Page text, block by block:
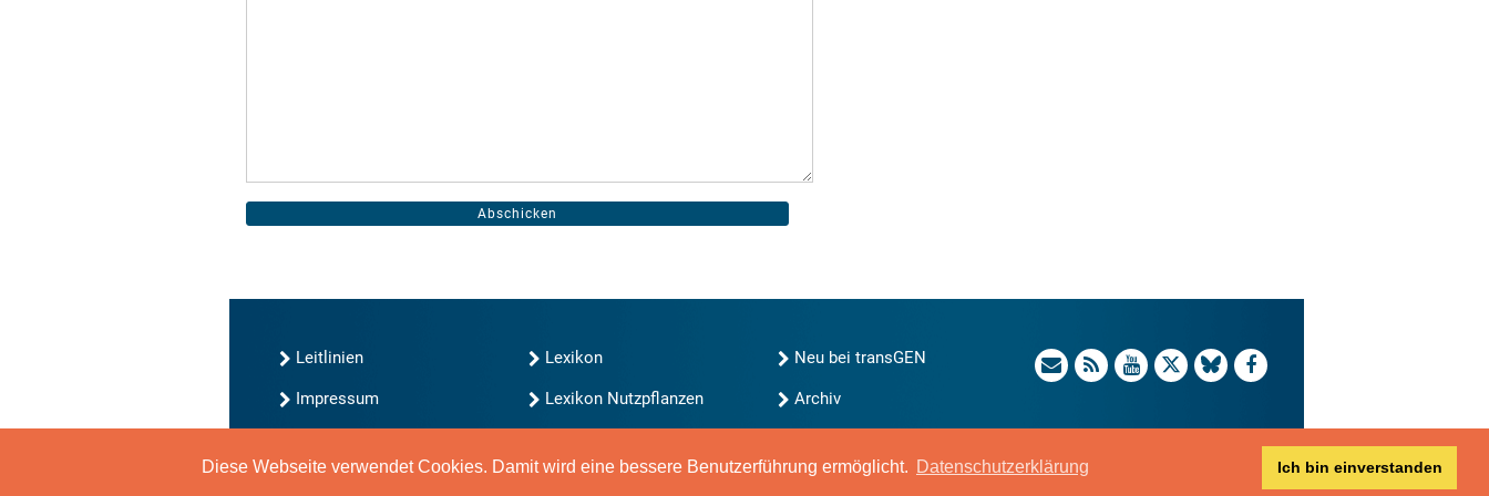
Diese Webseite verwendet Cookies. Damit wird eine bessere Benutzerführung ermöglicht. Datenschutzerklärung Ich bin einverstanden
Leitlinien
Impressum
Lexikon
Lexikon Nutzpflanzen
Neu bei transGEN
Archiv
Gene